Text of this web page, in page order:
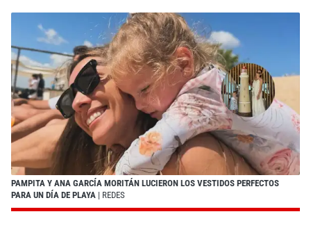
PAMPITA Y ANA GARCÍA MORITÁN LUCIERON LOS VESTIDOS PERFECTOS
PARA UN DÍA DE PLAYA | REDES